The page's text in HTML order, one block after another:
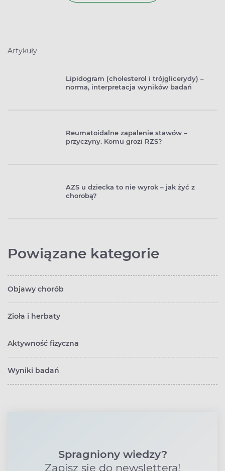
Artykuły
Lipidogram (cholesterol i trójglicerydy) –
norma, interpretacja wyników badań
Reumatoidalne zapalenie stawów –
przyczyny. Komu grozi RZS?
AZS u dziecka to nie wyrok – jak żyć z
chorobą?
Powiązane kategorie
Objawy chorób
Zioła i herbaty
Aktywność fizyczna
Wyniki badań
Spragniony wiedzy?
Zapisz się do newslettera!